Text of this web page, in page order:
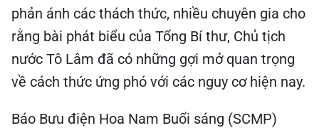
phản ánh các thách thức, nhiều chuyên gia cho
rằng bài phát biểu của Tổng Bí thư, Chủ tịch
nước Tô Lâm đã có những gợi mở quan trọng
về cách thức ứng phó với các nguy cơ hiện nay.
Báo Bưu điện Hoa Nam Buổi sáng (SCMP)